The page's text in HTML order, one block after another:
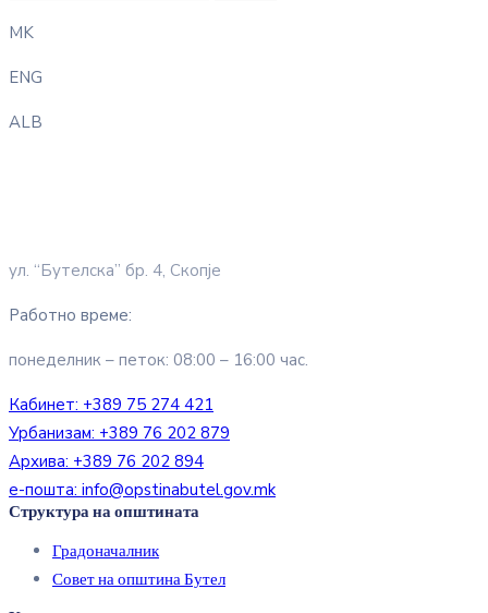
MK
ENG
ALB
ул. “Бутелска” бр. 4, Скопје
Работно време:
понеделник – петок: 08:00 – 16:00 час.
Кабинет: +389 75 274 421
Урбанизам: +389 76 202 879
Архива: +389 76 202 894
е-пошта: info@opstinabutel.gov.mk
Структура на општината
Градоначалник
Совет на општина Бутел